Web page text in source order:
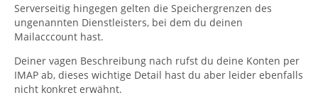
Serverseitig hingegen gelten die Speichergrenzen des
ungenannten Dienstleisters, bei dem du deinen
Mailacccount hast.
Deiner vagen Beschreibung nach rufst du deine Konten per
IMAP ab, dieses wichtige Detail hast du aber leider ebenfalls
nicht konkret erwähnt.